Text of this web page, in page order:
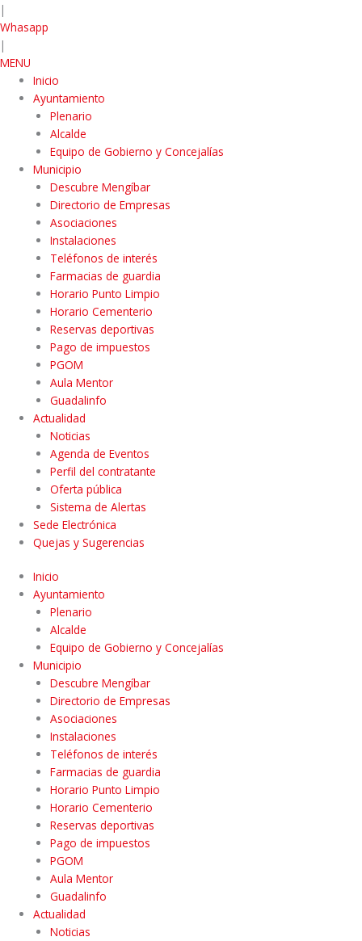
|
Whasapp
|
MENU
Inicio
Ayuntamiento
Plenario
Alcalde
Equipo de Gobierno y Concejalías
Municipio
Descubre Mengíbar
Directorio de Empresas
Asociaciones
Instalaciones
Teléfonos de interés
Farmacias de guardia
Horario Punto Limpio
Horario Cementerio
Reservas deportivas
Pago de impuestos
PGOM
Aula Mentor
Guadalinfo
Actualidad
Noticias
Agenda de Eventos
Perfil del contratante
Oferta pública
Sistema de Alertas
Sede Electrónica
Quejas y Sugerencias
Inicio
Ayuntamiento
Plenario
Alcalde
Equipo de Gobierno y Concejalías
Municipio
Descubre Mengíbar
Directorio de Empresas
Asociaciones
Instalaciones
Teléfonos de interés
Farmacias de guardia
Horario Punto Limpio
Horario Cementerio
Reservas deportivas
Pago de impuestos
PGOM
Aula Mentor
Guadalinfo
Actualidad
Noticias